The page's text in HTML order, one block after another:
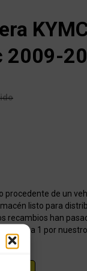
2009-
procedente de un
listo para
recambios han
1 a 1 por